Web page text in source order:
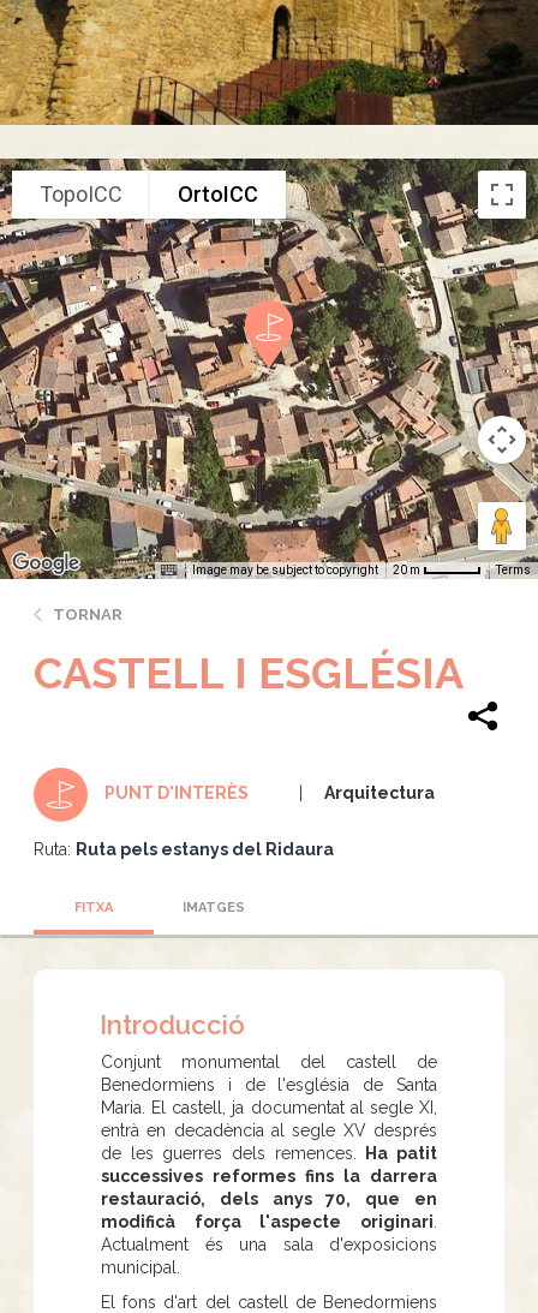
TopoICC OrtoICC
Image may be subject to copyright 20 m Terms
TORNAR
CASTELL I ESGLÉSIA
PUNT D'INTERÈS Arquitectura
Ruta: Ruta pels estanys del Ridaura
FITXA IMATGES
Introducció
Conjunt monumental del castell de
Benedormiens i de l'església de Santa
Maria. El castell, ja documentat al segle XI,
entrà en decadència al segle XV després
de les guerres dels remences.
Ha patit
successives reformes fins la darrera
restauració, dels anys 70, que en
modificà força l'aspecte originari
Actualment és una sala d'exposicions
municipal.
El fons d'art del castell de Benedormiens